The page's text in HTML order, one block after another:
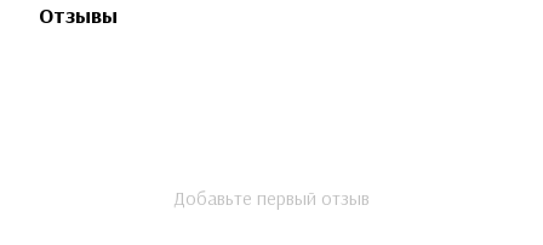
Отзывы
Добавьте первый отзыв